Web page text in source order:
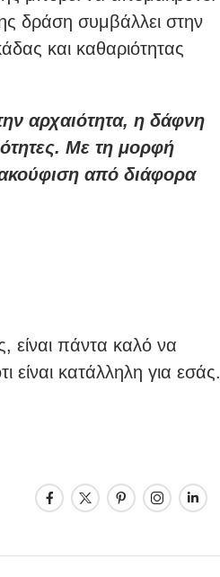
δράση συμβάλλει στην
και καθαριότητας
αρχαιότητα, η δάφνη
Με τη μορφή
από διάφορα
είναι πάντα καλό να
είναι κατάλληλη για εσάς.